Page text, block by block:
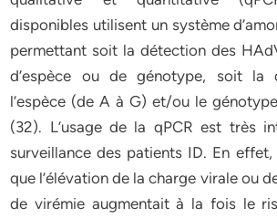
disponibles utilisent un système
permettant soit la détection des
d’espèce ou de génotype, soit la
l’espèce (de A à G) et/ou le
(32). L’usage de la qPCR est très
surveillance des patients ID. En
que l’élévation de la charge virale ou
de virémie augmentait à la fois le